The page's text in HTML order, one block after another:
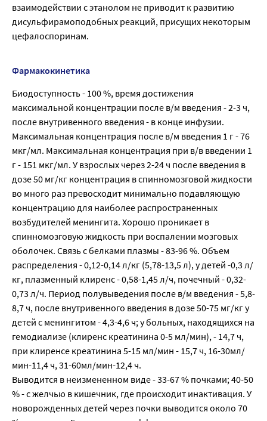
взаимодействии с этанолом не приводит к развитию
дисульфирамоподобных реакций, присущих некоторым
цефалоспоринам.
Фармакокинетика
Биодоступность - 100 %, время достижения
максимальной концентрации после в/м введения - 2-3 ч,
после внутривенного введения - в конце инфузии.
Максимальная концентрация после в/м введения 1 г - 76
мкг/мл. Максимальная концентрация при в/в введении 1
г - 151 мкг/мл. У взрослых через 2-24 ч после введения в
дозе 50 мг/кг концентрация в спинномозговой жидкости
во много раз превосходит минимально подавляющую
концентрацию для наиболее распространенных
возбудителей менингита. Хорошо проникает в
спинномозговую жидкость при воспалении мозговых
оболочек. Связь с белками плазмы - 83-96 %. Объем
распределения - 0,12-0,14 л/кг (5,78-13,5 л), у детей -0,3 л/
кг, плазменный клиренс - 0,58-1,45 л/ч, почечный - 0,32-
0,73 л/ч. Период полувыведения после в/м введения - 5,8-
8,7 ч, после внутривенного введения в дозе 50-75 мг/кг у
детей с менингитом - 4,3-4,6 ч; у больных, находящихся на
гемодиализе (клиренс креатинина 0-5 мл/мин), - 14,7 ч,
при клиренсе креатинина 5-15 мл/мин - 15,7 ч, 16-30мл/
мин-11,4 ч, 31-60мл/мин-12,4 ч.
Выводится в неизмененном виде - 33-67 % почками; 40-50
% - с желчью в кишечник, где происходит инактивация. У
новорожденных детей через почки выводится около 70